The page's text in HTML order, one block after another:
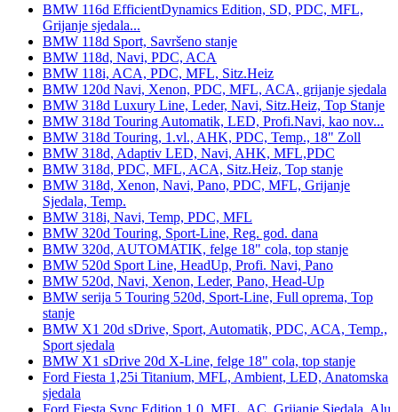
BMW 116d EfficientDynamics Edition, SD, PDC, MFL,
Grijanje sjedala...
BMW 118d Sport, Savršeno stanje
BMW 118d, Navi, PDC, ACA
BMW 118i, ACA, PDC, MFL, Sitz.Heiz
BMW 120d Navi, Xenon, PDC, MFL, ACA, grijanje sjedala
BMW 318d Luxury Line, Leder, Navi, Sitz.Heiz, Top Stanje
BMW 318d Touring Automatik, LED, Profi.Navi, kao nov...
BMW 318d Touring, 1.vl., AHK, PDC, Temp., 18" Zoll
BMW 318d, Adaptiv LED, Navi, AHK, MFL,PDC
BMW 318d, PDC, MFL, ACA, Sitz.Heiz, Top stanje
BMW 318d, Xenon, Navi, Pano, PDC, MFL, Grijanje
Sjedala, Temp.
BMW 318i, Navi, Temp, PDC, MFL
BMW 320d Touring, Sport-Line, Reg. god. dana
BMW 320d, AUTOMATIK, felge 18" cola, top stanje
BMW 520d Sport Line, HeadUp, Profi. Navi, Pano
BMW 520d, Navi, Xenon, Leder, Pano, Head-Up
BMW serija 5 Touring 520d, Sport-Line, Full oprema, Top
stanje
BMW X1 20d sDrive, Sport, Automatik, PDC, ACA, Temp.,
Sport sjedala
BMW X1 sDrive 20d X-Line, felge 18" cola, top stanje
Ford Fiesta 1,25i Titanium, MFL, Ambient, LED, Anatomska
sjedala
Ford Fiesta Sync Edition 1.0, MFL, AC, Grijanje Sjedala, Alu